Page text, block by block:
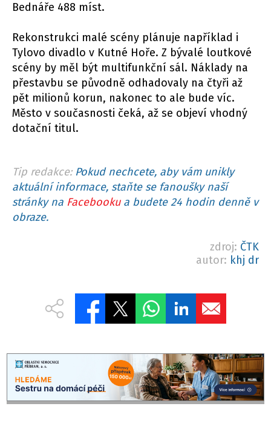
Bednáře 488 míst.
Rekonstrukci malé scény plánuje například i
Tylovo divadlo v Kutné Hoře. Z bývalé loutkové
scény by měl být multifunkční sál. Náklady na
přestavbu se původně odhadovaly na čtyři až
pět milionů korun, nakonec to ale bude víc.
Město v současnosti čeká, až se objeví vhodný
dotační titul.
Tip redakce: Pokud nechcete, aby vám unikly
aktuální informace, staňte se fanoušky naší
stránky na Facebookua budete 24 hodin denně v
obraze.
zdroj: ČTK
autor: khj dr